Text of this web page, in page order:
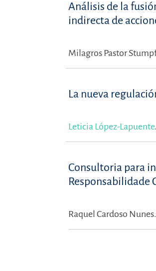
Análisis de la
indirecta de
Milagros Pastor
La nueva
Leticia López-Lapuente.
Consultoria para
Responsabilidade
Raquel Cardoso Nunes.